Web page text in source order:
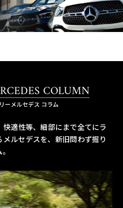
COLUMN
ーメルセデス コラム
適性等、細部にまで全てにラ
ルセデスを、 新旧問わず掘り